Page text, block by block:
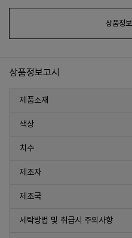
상품정보
상품정보고시
제품소재
색상
치수
제조자
제조국
세탁방법 및 취급시 주의사항